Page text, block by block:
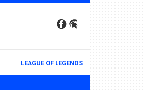
LEAGUE OF LEGENDS